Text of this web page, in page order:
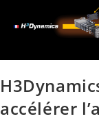
accélérer